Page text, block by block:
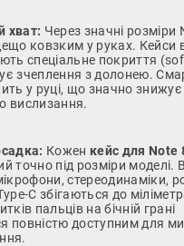
хват: Через значні розміри
ковзким у руках. Кейси
спеціальне покриття
зчеплення з долонею.
у руці, що значно
вислизання.
Кожен кейс для Note
точно під розміри моделі.
стереодинаміки,
C збігаються до
пальців на бічній грані
повністю доступним для